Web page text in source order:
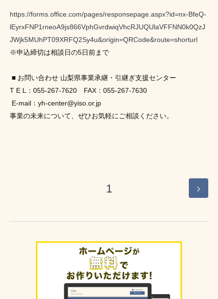
https://forms.office.com/pages/responsepage.aspx?id=nx-BfeQ-
lEyrxFNP1rneoA9js866VphGvrdwiqVhcRJUQUlaVFFNN0k0QzJ
JWjk5MUhPT09XRFQ2Sy4u&origin=QRCode&route=shorturl
※申込締切は相談日の5日前まで
■ お問い合わせ 山梨県事業承継・引継ぎ支援センター
T E L：055-267-7620　FAX：055-267-7630
E-mail：yh-center@yiso.or.jp
事業の未来について、ぜひお気軽にご相談ください。
1